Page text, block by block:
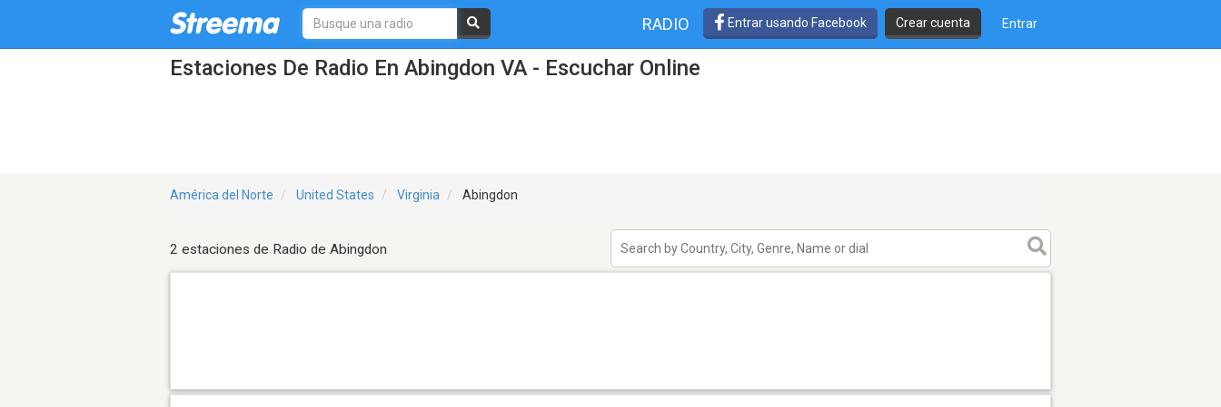
RADIO Entrar usando Facebook Crear cuenta Entrar
Estaciones De Radio En Abingdon VA - Escuchar Online
América del Norte United States Virginia Abingdon
2 estaciones de Radio de Abingdon